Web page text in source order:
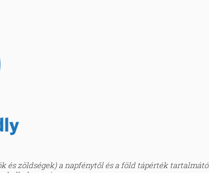
és zöldségek) a napfénytől és a föld tápérték